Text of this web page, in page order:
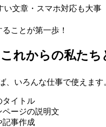
文章・スマホ対応も大事
ことが第一歩！
れからの私たち
、いろんな仕事で使えます
タイトル
ページの説明文
記事作成